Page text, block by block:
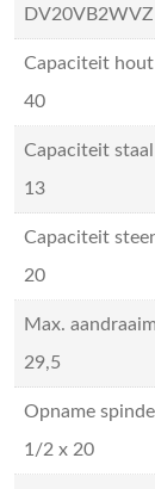
DV20VB2WVZ
Capaciteit hout
40
Capaciteit staal
13
Capaciteit
20
Max.
29,5
Opname
1/2 x 20